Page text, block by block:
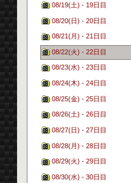
08/19(土) - 19日目
08/20(日) - 20日目
08/21(月) - 21日目
08/22(火) - 22日目
08/23(水) - 23日目
08/24(木) - 24日目
08/25(金) - 25日目
08/26(土) - 26日目
08/27(日) - 27日目
08/28(月) - 28日目
08/29(火) - 29日目
08/30(水) - 30日目